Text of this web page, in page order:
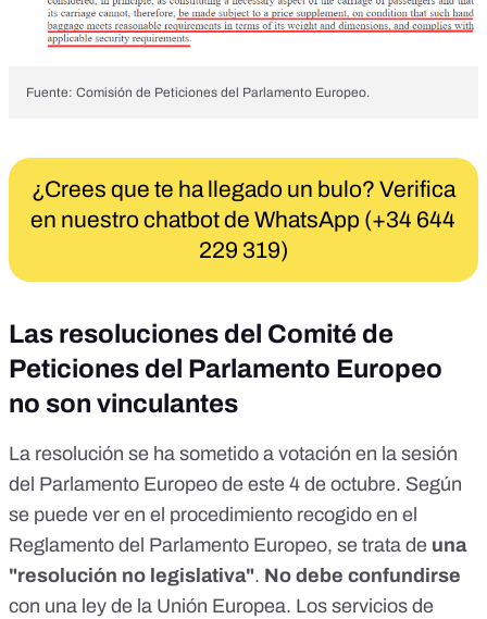
Fuente: Comisión de Peticiones del Parlamento Europeo.
¿Crees que te ha llegado un bulo? Verifica
en nuestro chatbot de WhatsApp (+34 644
229 319)
Las resoluciones del Comité de
Peticiones del Parlamento Europeo
no son vinculantes
La resolución se ha sometido a votación en la sesión
del Parlamento Europeo de este 4 de octubre. Según
se puede ver en el procedimiento recogido en el
Reglamento del Parlamento Europeo, se trata de una
"resolución no legislativa". No debe confundirse
con una ley de la Unión Europea. Los servicios de